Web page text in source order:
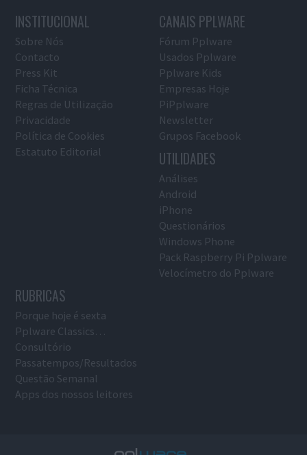
INSTITUCIONAL
Sobre Nós
Contacto
Press Kit
Ficha Técnica
Regras de Utilização
Privacidade
Política de Cookies
Estatuto Editorial
CANAIS PPLWARE
Fórum Pplware
Usados Pplware
Pplware Kids
Empresas Hoje
PiPplware
Newsletter
Grupos Facebook
UTILIDADES
Análises
Android
iPhone
Questionários
Windows Phone
Pack Raspberry Pi Pplware
Velocímetro do Pplware
RUBRICAS
Porque hoje é sexta
Pplware Classics…
Consultório
Passatempos/Resultados
Questão Semanal
Apps dos nossos leitores